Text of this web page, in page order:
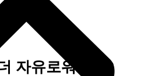
자유로워진다?